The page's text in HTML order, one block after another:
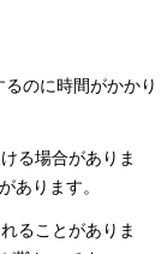
のに時間がかかり
る場合がありま
あります。
ることがありま